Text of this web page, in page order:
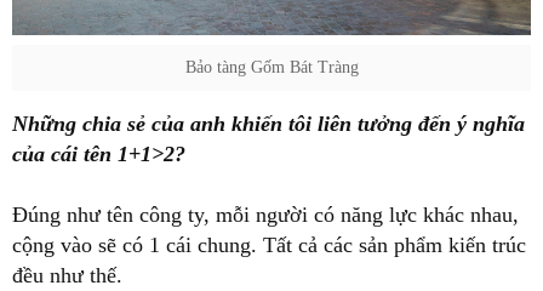
Bảo tàng Gốm Bát Tràng
Những chia sẻ của anh khiến tôi liên tưởng đến ý nghĩa
của cái tên 1+1>2?
Đúng như tên công ty, mỗi người có năng lực khác nhau,
cộng vào sẽ có 1 cái chung. Tất cả các sản phẩm kiến trúc
đều như thế.